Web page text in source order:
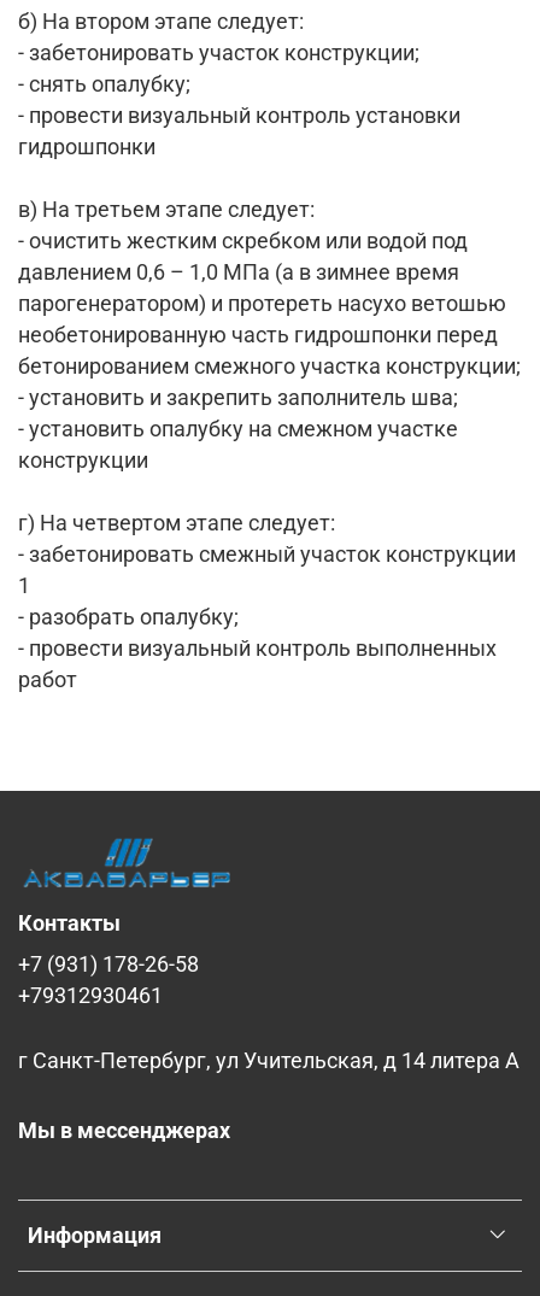
б) На втором этапе следует:
- забетонировать участок конструкции;
- снять опалубку;
- провести визуальный контроль установки
гидрошпонки
в) На третьем этапе следует:
- очистить жестким скребком или водой под
давлением 0,6 – 1,0 МПа (а в зимнее время
парогенератором) и протереть насухо ветошью
необетонированную часть гидрошпонки перед
бетонированием смежного участка конструкции;
- установить и закрепить заполнитель шва;
- установить опалубку на смежном участке
конструкции
г) На четвертом этапе следует:
- забетонировать смежный участок конструкции
1
- разобрать опалубку;
- провести визуальный контроль выполненных
работ
Информация
Контакты
+7 (931) 178-26-58
+79312930461
г Санкт-Петербург, ул Учительская, д 14 литера А
Мы в мессенджерах